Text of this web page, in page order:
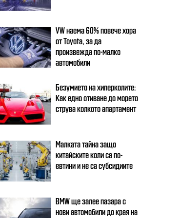
VW наема 60% повече хора
от Toyota, за да
произвежда по-малко
автомобили
Безумието на хиперколите:
Как едно отиване до морето
струва колкото апартамент
Малката тайна защо
китайските коли са по-
евтини и не са субсидиите
BMW ще залее пазара с
нови автомобили до края на